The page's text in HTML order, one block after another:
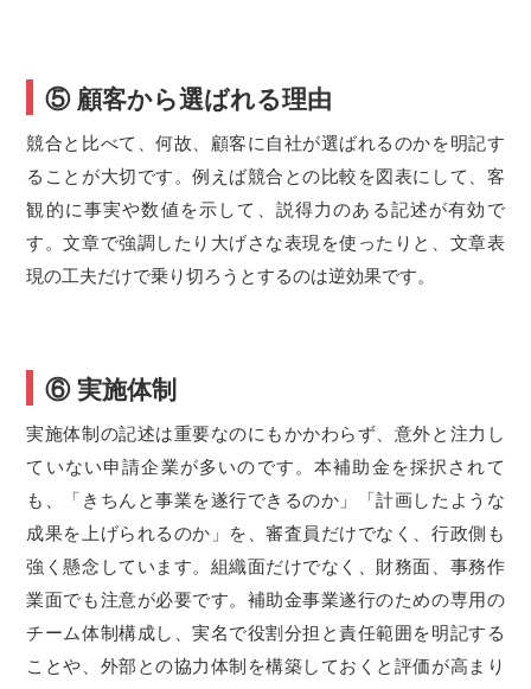
⑤ 顧客から選ばれる理由
競合と比べて、何故、顧客に自社が選ばれるのかを明記す
ることが大切です。例えば競合との比較を図表にして、客
観的に事実や数値を示して、説得力のある記述が有効で
す。文章で強調したり大げさな表現を使ったりと、文章表
現の工夫だけで乗り切ろうとするのは逆効果です。
⑥ 実施体制
実施体制の記述は重要なのにもかかわらず、意外と注力し
ていない申請企業が多いのです。本補助金を採択されて
も、「きちんと事業を遂行できるのか」「計画したような
成果を上げられるのか」を、審査員だけでなく、行政側も
強く懸念しています。組織面だけでなく、財務面、事務作
業面でも注意が必要です。補助金事業遂行のための専用の
チーム体制構成し、実名で役割分担と責任範囲を明記する
ことや、外部との協力体制を構築しておくと評価が高まり